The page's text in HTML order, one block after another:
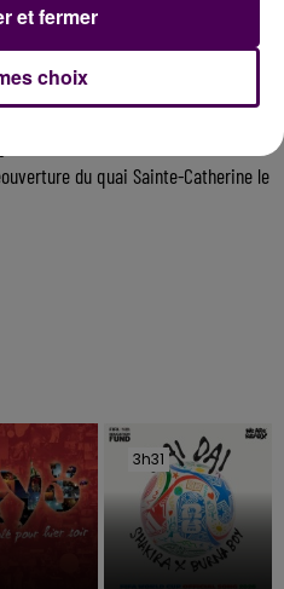
au casting The Voice & The Voice
du quai Sainte-Catherine le
3h31
3h31
choix
et fermer